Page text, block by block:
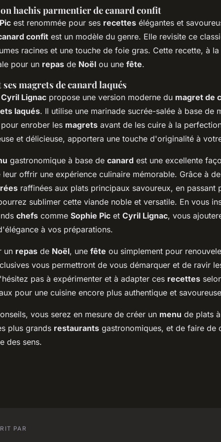
hachis parmentier de canard confit
est renommée pour ses recettes élégantes et
confit est un modèle du genre. Elle revisite ce
racines et une touche de foie gras. Cette recette, à
pour un repas de Noël ou une fête.
magrets de canard laqués
Cyril Lignac propose une version moderne du magret de
laqués. Il utilise une marinade sucrée-salée à base de
enrober les magrets avant de les cuire à la
et délicieuse, apportera une touche d'originalité à
gastronomique à base de canard est une excellente
leur offrir une expérience culinaire mémorable. Grâce à
raffinées aux plats principaux savoureux, en passant
sublimer cette viande noble et versatile. En vous
chefs comme Sophie Pic et Cyril Lignac, vous
à vos préparations.
un repas de Noël, une fête ou simplement pour
vous permettront de vous démarquer et de ravir
pas à expérimenter et à adapter ces recettes
pour une cuisine encore plus authentique et
vous serez en mesure de créer un menu de plats
plus grands restaurants gastronomiques, et de faire de
des sens.
PAR